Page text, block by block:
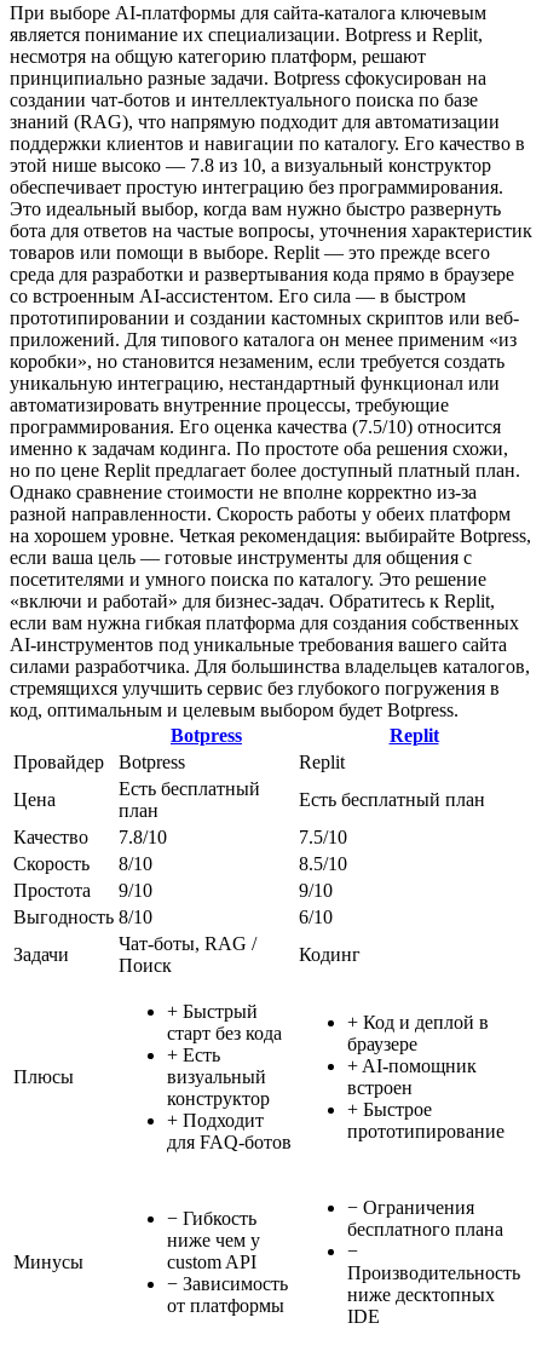
При выборе AI-платформы для сайта-каталога ключевым
является понимание их специализации. Botpress и Replit,
несмотря на общую категорию платформ, решают
принципиально разные задачи. Botpress сфокусирован на
создании чат-ботов и интеллектуального поиска по базе
знаний (RAG), что напрямую подходит для автоматизации
поддержки клиентов и навигации по каталогу. Его качество в
этой нише высоко — 7.8 из 10, а визуальный конструктор
обеспечивает простую интеграцию без программирования.
Это идеальный выбор, когда вам нужно быстро развернуть
бота для ответов на частые вопросы, уточнения характеристик
товаров или помощи в выборе. Replit — это прежде всего
среда для разработки и развертывания кода прямо в браузере
со встроенным AI-ассистентом. Его сила — в быстром
прототипировании и создании кастомных скриптов или веб-
приложений. Для типового каталога он менее применим «из
коробки», но становится незаменим, если требуется создать
уникальную интеграцию, нестандартный функционал или
автоматизировать внутренние процессы, требующие
программирования. Его оценка качества (7.5/10) относится
именно к задачам кодинга. По простоте оба решения схожи,
но по цене Replit предлагает более доступный платный план.
Однако сравнение стоимости не вполне корректно из-за
разной направленности. Скорость работы у обеих платформ
на хорошем уровне. Четкая рекомендация: выбирайте Botpress,
если ваша цель — готовые инструменты для общения с
посетителями и умного поиска по каталогу. Это решение
«включи и работай» для бизнес-задач. Обратитесь к Replit,
если вам нужна гибкая платформа для создания собственных
AI-инструментов под уникальные требования вашего сайта
силами разработчика. Для большинства владельцев каталогов,
стремящихся улучшить сервис без глубокого погружения в
код, оптимальным и целевым выбором будет Botpress.
Botpress
Replit
Провайдер
Botpress
Replit
Цена
Есть бесплатный
план
Есть бесплатный план
Качество
7.8/10 7.5/10
Скорость
8/10 8.5/10
Простота
9/10 9/10
Выгодность 8/10 6/10
Задачи
Чат-боты, RAG /
Поиск
Кодинг
Плюсы
+ Быстрый
старт без кода
+ Есть
визуальный
конструктор
+ Подходит
для FAQ-ботов
+ Код и деплой в
браузере
+ AI-помощник
встроен
+ Быстрое
прототипирование
Минусы
− Гибкость
ниже чем у
custom API
− Зависимость
от платформы
− Ограничения
бесплатного плана
−
Производительность
ниже десктопных
IDE